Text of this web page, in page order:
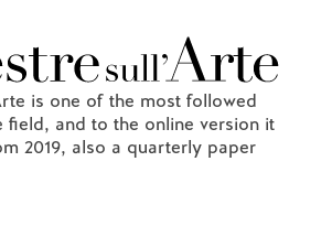
is one of the most followed
field, and to the online version it
2019, also a quarterly paper